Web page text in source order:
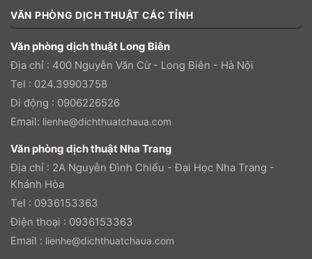
VĂN PHÒNG DỊCH THUẬT CÁC TỈNH
Văn phòng dịch thuật Long Biên
Địa chỉ : 400 Nguyễn Văn Cừ - Long Biên - Hà Nội
Tel : 024.39903758
Di động : 0906226526
Email: lienhe@dichthuatchaua.com
Văn phòng dịch thuật Nha Trang
Địa chỉ : 2A Nguyễn Đình Chiểu - Đại Học Nha Trang -
Khánh Hòa
Tel : 0936153363
Điện thoại : 0936153363
Email : lienhe@dichthuatchaua.com